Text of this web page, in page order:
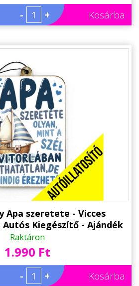
- + Kosárba
Apa szeretete - Vicces
Kiegészítő - Ajándék
Apának
Raktáron
1.990 Ft
- + Kosárba